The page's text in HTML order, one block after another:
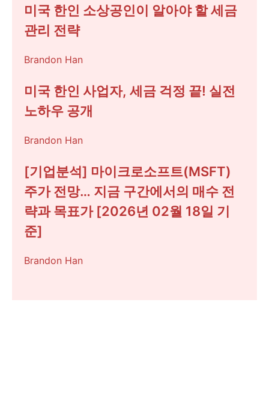
미국 한인 소상공인이 알아야 할 세금
관리 전략
Brandon Han
미국 한인 사업자, 세금 걱정 끝! 실전
노하우 공개
Brandon Han
[기업분석] 마이크로소프트(MSFT)
주가 전망… 지금 구간에서의 매수 전
략과 목표가 [2026년 02월 18일 기
준]
Brandon Han